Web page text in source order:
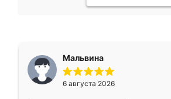
Мальвина
6 августа 2026